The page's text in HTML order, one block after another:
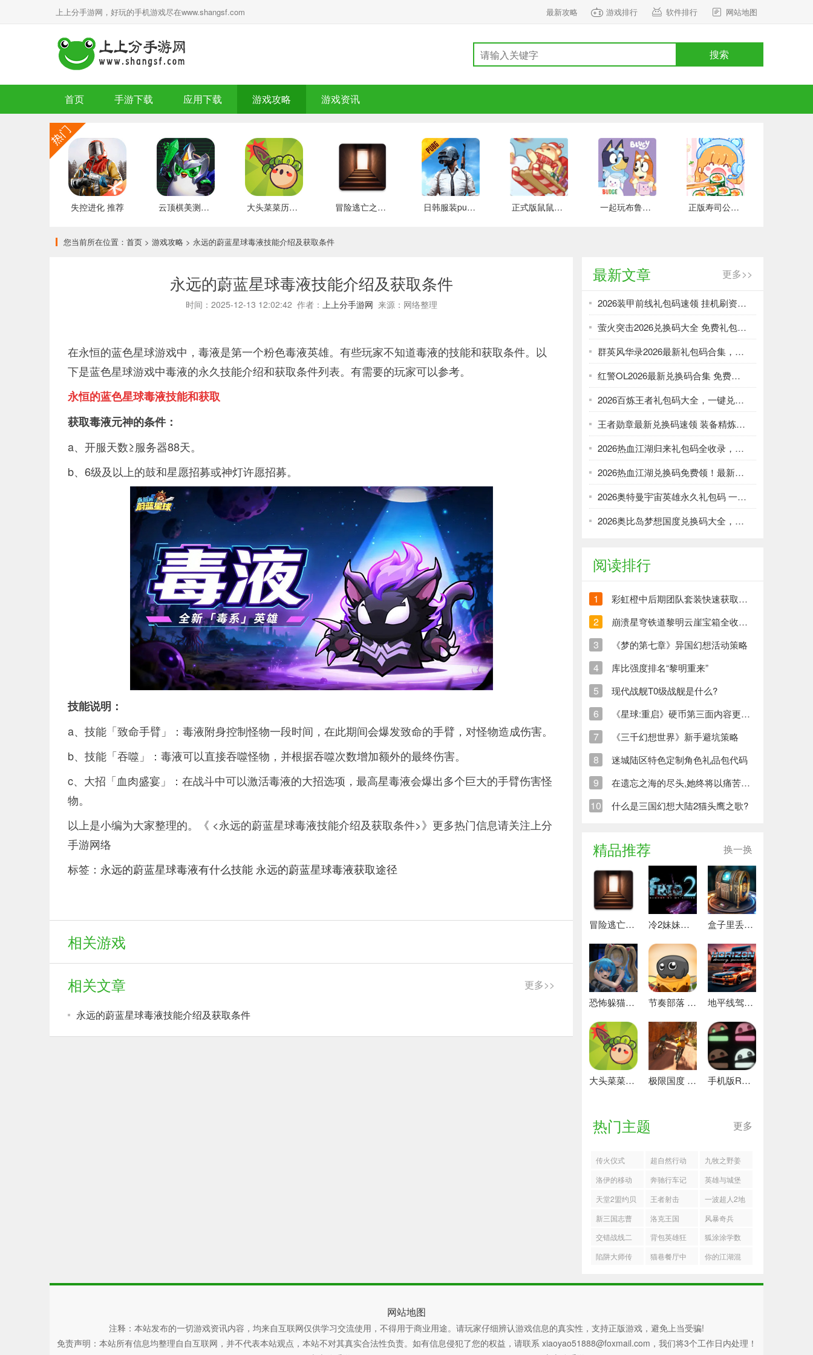
上上分手游网，好玩的手机游戏尽在www.shangsf.com 最新攻略 游戏排行 软件排行 网站地图
搜索
首页 手游下载 应用下载 游戏攻略 游戏资讯
失控进化 推荐 云顶棋美测服 最新版 大头菜菜历险记 好玩的 冒险逃亡之谜 推荐 日韩服装pubg 好玩的 正式版鼠鼠百货物语 安卓版 一起玩布鲁伊吧 手游下载 正版寿司公园 安卓版
您当前所在位置： 首页 > 游戏攻略 > 永远的蔚蓝星球毒液技能介绍及获取条件
永远的蔚蓝星球毒液技能介绍及获取条件
时间：2025-12-13 12:02:42 作者： 上上分手游网 来源：网络整理
在永恒的蓝色星球游戏中，毒液是第一个粉色毒液英雄。有些玩家不知道毒液的技能和获取条件。以
下是蓝色星球游戏中毒液的永久技能介绍和获取条件列表。有需要的玩家可以参考。
永恒的蓝色星球毒液技能和获取
获取毒液元神的条件：
a、开服天数≥服务器88天。
b、6级及以上的鼓和星愿招募或神灯许愿招募。
技能说明：
a、技能「致命手臂」：毒液附身控制怪物一段时间，在此期间会爆发致命的手臂，对怪物造成伤害。
b、技能「吞噬」：毒液可以直接吞噬怪物，并根据吞噬次数增加额外的最终伤害。
c、大招「血肉盛宴」：在战斗中可以激活毒液的大招选项，最高星毒液会爆出多个巨大的手臂伤害怪
物。
以上是小编为大家整理的。《 <永远的蔚蓝星球毒液技能介绍及获取条件>》更多热门信息请关注上分
手游网络
标签： 永远的蔚蓝星球毒液有什么技能 永远的蔚蓝星球毒液获取途径
相关游戏
相关文章 更多>>
永远的蔚蓝星球毒液技能介绍及获取条件
最新文章 更多>>
2026装甲前线礼包码速领 挂机刷资源攻略
萤火突击2026兑换码大全 免费礼包一键领取
群英风华录2026最新礼包码合集，一键领取限时福利
红警OL2026最新兑换码合集 免费礼包一键领取
2026百炼王者礼包码大全，一键兑换加速武将养成
王者勋章最新兑换码速领 装备精炼资源轻松刷
2026热血江湖归来礼包码全收录，强化资源不愁！
2026热血江湖兑换码免费领！最新礼包大全速取
2026奥特曼宇宙英雄永久礼包码 一键领取光暗资源
2026奥比岛梦想国度兑换码大全，免费领服饰家具！
阅读排行
1 彩虹橙中后期团队套装快速获取方法
2 崩溃星穹铁道黎明云崖宝箱全收集策略与崩铁玩家分享
3 《梦的第七章》异国幻想活动策略
4 库比强度排名“黎明重来”
5 现代战舰T0级战舰是什么?
6 《星球:重启》硬币第三面内容更新清单
7 《三千幻想世界》新手避坑策略
8 迷城陆区特色定制角色礼品包代码
9 在遗忘之海的尽头,她终将以痛苦创造新的生命
10 什么是三国幻想大陆2猫头鹰之歌?
精品推荐 换一换
冒险逃亡之谜 推荐 冷2妹妹的记忆 热门下载 盒子里丢失的碎片 安卓下载
恐怖躲猫猫4 最新版 节奏部落 安卓版 地平线驾驶模拟器 最新版
大头菜菜历险记 好玩的 极限国度 最新版 手机版REPO 安卓版
热门主题 更多
传火仪式
超自然行动
组
九牧之野姜
维阵容推荐
洛伊的移动
要塞街机摇
杆获取途径
奔驰行车记
录仪app
英雄与城堡
暗系控场爆
发队搭配推
荐
天堂2盟约贝
希莫斯机制
解析
王者射击
一波超人2地
狱男爵怎么
玩
新三国志曹
操传第14期
南华10-1怎
洛克王国
风暴奇兵
交错战线二
周年自选推
背包英雄狂
怒闪避无限
狐涂涂学数
字
陷阱大师传
猫巷餐厅中
你的江湖混
网站地图
注释：本站发布的一切游戏资讯内容，均来自互联网仅供学习交流使用，不得用于商业用途。请玩家仔细辨认游戏信息的真实性，支持正版游戏，避免上当受骗!
免责声明：本站所有信息均整理自自互联网，并不代表本站观点，本站不对其真实合法性负责。如有信息侵犯了您的权益，请联系 xiaoyao51888@foxmail.com，我们将3个工作日内处理！